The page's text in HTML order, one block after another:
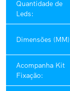
Quantidade de
Leds:
Dimensões
Acompanha Kit
Fixação: